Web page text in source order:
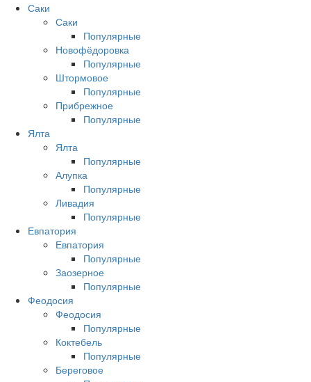
Саки
Саки
Популярные
Новофёдоровка
Популярные
Штормовое
Популярные
Прибрежное
Популярные
Ялта
Ялта
Популярные
Алупка
Популярные
Ливадия
Популярные
Евпатория
Евпатория
Популярные
Заозерное
Популярные
Феодосия
Феодосия
Популярные
Коктебель
Популярные
Береговое